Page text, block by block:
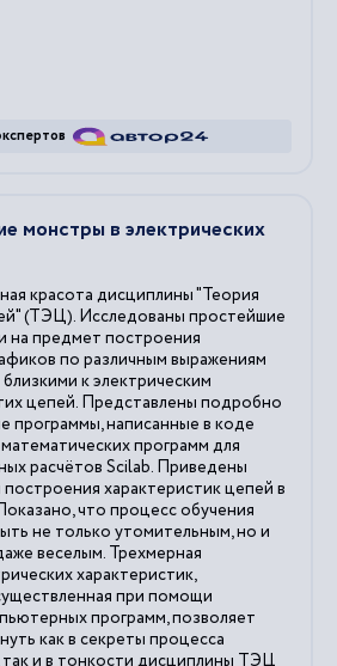
монстры в электрических
красота дисциплины "Теория
(ТЭЦ). Исследованы простейшие
на предмет построения
по различным выражениям
к электрическим
цепей. Представлены подробно
программы, написанные в коде
программ для
расчётов Scilab. Приведены
характеристик цепей в
что процесс обучения
не только утомительным, но и
веселым. Трехмерная
характеристик,
при помощи
программ, позволяет
как в секреты процесса
и в тонкости дисциплины ТЭЦ